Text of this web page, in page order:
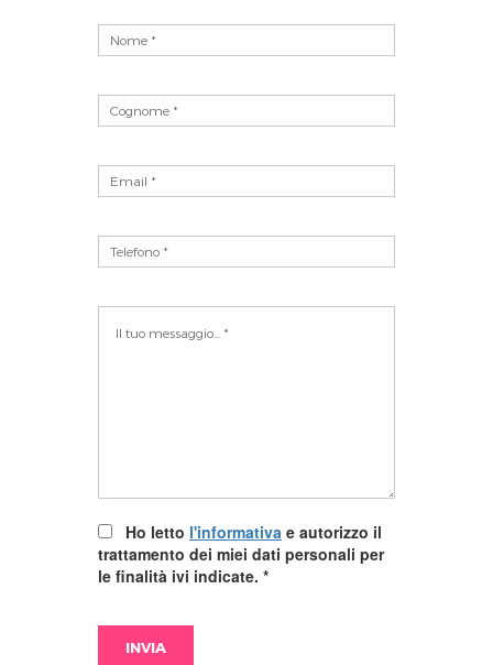
Ho letto l'informativa e autorizzo il
trattamento dei miei dati personali per
le finalità ivi indicate. *